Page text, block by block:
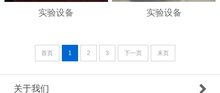
实验设备 实验设备
首页 1 2 3 下一页 末页
关于我们